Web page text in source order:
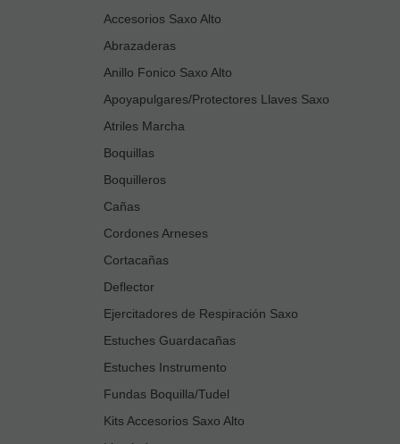
Accesorios Saxo Alto
Abrazaderas
Anillo Fonico Saxo Alto
Apoyapulgares/Protectores Llaves Saxo
Atriles Marcha
Boquillas
Boquilleros
Cañas
Cordones Arneses
Cortacañas
Deflector
Ejercitadores de Respiración Saxo
Estuches Guardacañas
Estuches Instrumento
Fundas Boquilla/Tudel
Kits Accesorios Saxo Alto